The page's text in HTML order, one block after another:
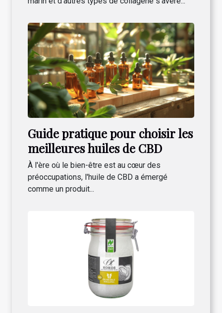
Guide pratique pour choisir les
meilleures huiles de CBD
À l'ère où le bien-être est au cœur des
préoccupations, l'huile de CBD a émergé
comme un produit...